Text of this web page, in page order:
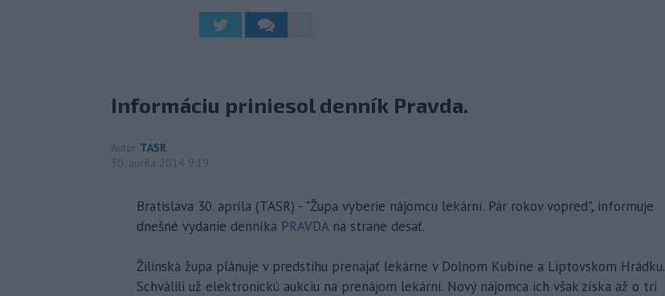
Informáciu priniesol denník Pravda.
Autor TASR
30. apríla 2014 9:19
Bratislava 30. apríla (TASR) - "Župa vyberie nájomcu lekární. Pár rokov vopred", informuje
dnešné vydanie denníka PRAVDAna strane desať.
Žilinská župa plánuje v predstihu prenajať lekárne v Dolnom Kubíne a Liptovskom Hrádku.
Schválili už elektronickú aukciu na prenájom lekární. Nový nájomca ich však získa až o tri